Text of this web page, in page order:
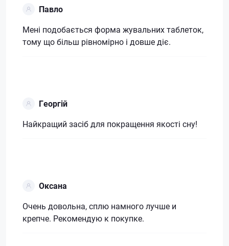
Павло
Мені подобається форма жувальних таблеток,
тому що більш рівномірно і довше діє.
Георгій
Найкращий засіб для покращення якості сну!
Оксана
Очень довольна, сплю намного лучше и
крепче. Рекомендую к покупке.